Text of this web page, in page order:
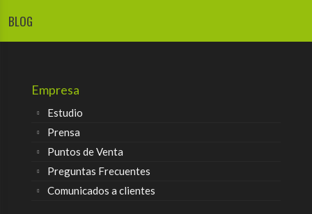
BLOG
Empresa
Estudio
Prensa
Puntos de Venta
Preguntas Frecuentes
Comunicados a clientes